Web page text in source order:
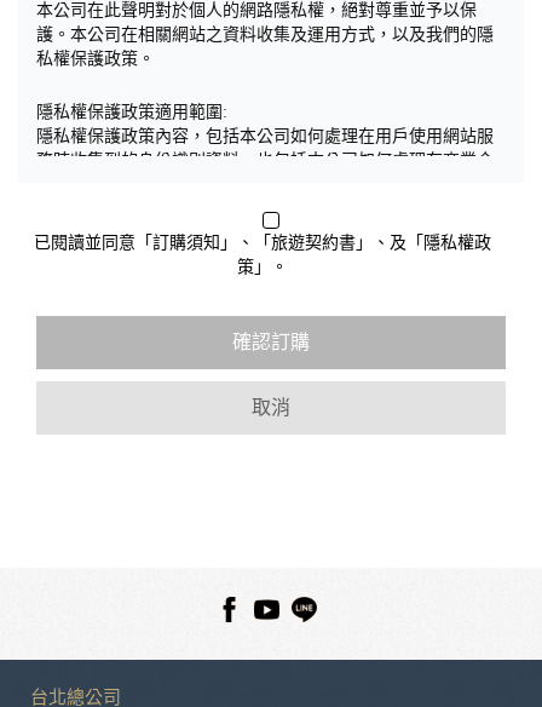
本公司在此聲明對於個人的網路隱私權，絕對尊重並予以保
護。本公司在相關網站之資料收集及運用方式，以及我們的隱
私權保護政策。
隱私權保護政策適用範圍:
隱私權保護政策內容，包括本公司如何處理在用戶使用網站服
務時收集到的身份識別資料，也包括本公司如何處理在商業合
不適用於本公司以外的公司或網站群，與非本站所僱用或管理
人員。例如您透過本公司旗下網站上的廣告廠商連結，這些置
放連結的廠商也可能蒐集您個人的資料。對於您主動提供的個
您個人在本網站上的聊天室或討論區中任意公開個人資料的行
為，在非經加密的保護下，亦不適用於本公司隱私權保護政
策。
資料的蒐集與使用方式:
錄等，做為我們增進網站服務的參考依據，此記錄為內部應
外，我們會視需要公佈統計數據及說明文字，但不涉及特定個
已閱讀並同意「訂購須知」、「旅遊契約書」、及「隱私權政
策」。
確認訂購
取消
台北總公司